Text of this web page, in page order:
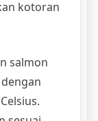
kotoran
salmon